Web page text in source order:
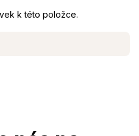
k této položce.